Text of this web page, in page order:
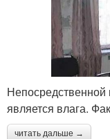
является влага.
читать дальше →